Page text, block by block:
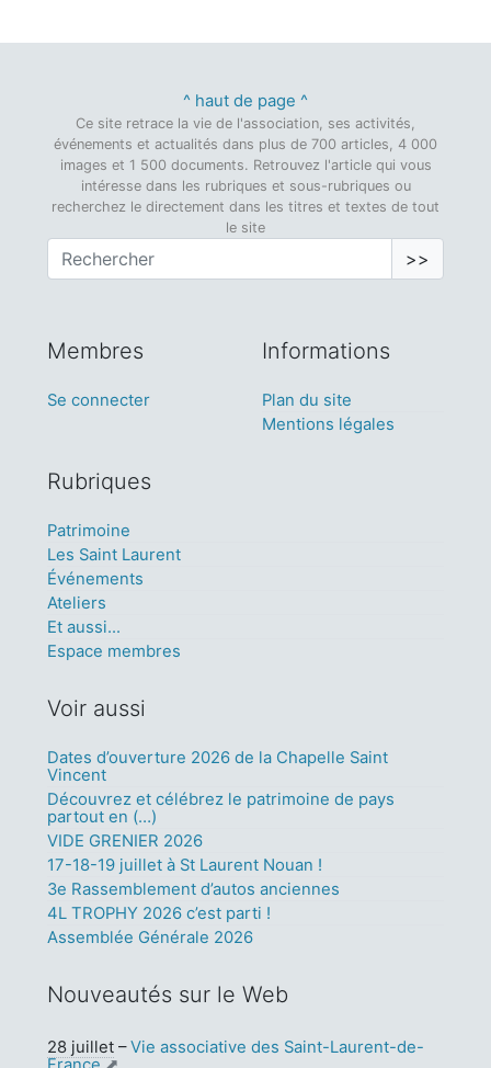
^ haut de page ^
Ce site retrace la vie de l'association, ses activités,
événements et actualités dans plus de 700 articles, 4 000
images et 1 500 documents. Retrouvez l'article qui vous
intéresse dans les rubriques et sous-rubriques ou
recherchez le directement dans les titres et textes de tout
le site
>>
Membres
Se connecter
Informations
Plan du site
Mentions légales
Rubriques
Patrimoine
Les Saint Laurent
Événements
Ateliers
Et aussi...
Espace membres
Voir aussi
Dates d’ouverture 2026 de la Chapelle Saint
Vincent
Découvrez et célébrez le patrimoine de pays
partout en (…)
VIDE GRENIER 2026
17-18-19 juillet à St Laurent Nouan !
3e Rassemblement d’autos anciennes
4L TROPHY 2026 c’est parti !
Assemblée Générale 2026
Nouveautés sur le Web
28 juillet –Vie associative des Saint-Laurent-de-